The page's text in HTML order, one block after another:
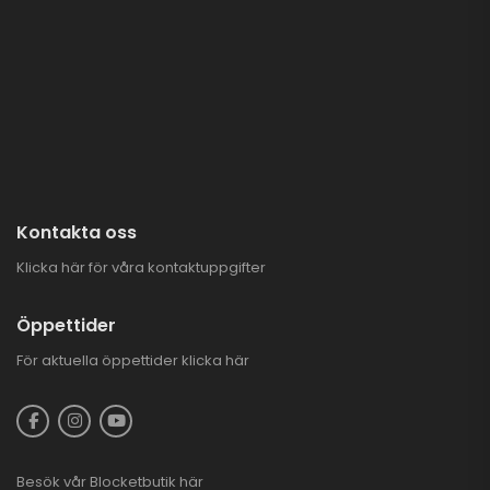
Kontakta oss
Klicka här för våra kontaktuppgifter
Öppettider
För aktuella öppettider klicka här
Besök vår Blocketbutik här